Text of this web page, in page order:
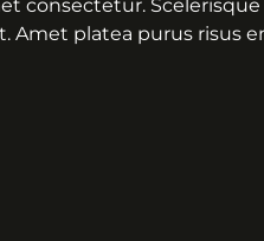
consectetur.
Amet platea purus risus